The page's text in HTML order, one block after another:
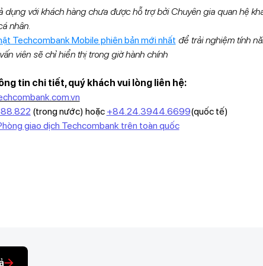
dụng với khách hàng chưa được hỗ trợ bởi Chuyên gia quan hệ
nhân.
Techcombank Mobile phiên bản mới nhất để trải nghiệm tính
viên sẽ chỉ hiển thị trong giờ hành chính
tin chi tiết, quý khách vui lòng liên hệ:
(trong nước) hoặc +84.24.3944.6699(quốc tế)
giao dịch Techcombank trên toàn quốc